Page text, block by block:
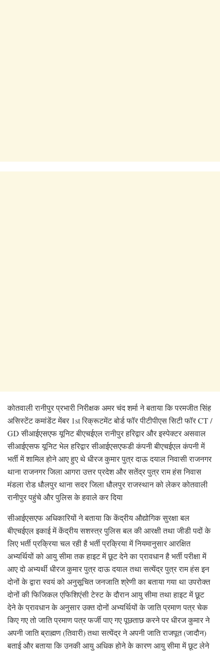
कोतवाली रानीपुर प्रभारी निरीक्षक अमर चंद शर्मा ने बताया कि परमजीत सिंह
असिस्टेंट कमांडेंट मेंबर 1st रिक्रूटमेंट बोर्ड फॉर पीटीपीएस सिटी फॉर CT /
GD सीआईएसएफ यूनिट बीएचईएल रानीपुर हरिद्वार और इस्पेक्टर असवाल
सीआईएसफ यूनिट भेल हरिद्वार सीआईएसएफडी कंपनी बीएचईएल कंपनी में
भर्ती में शामिल होने आए हुए थे धीरज कुमार पुत्र दाऊ दयाल निवासी राजनगर
थाना राजनगर जिला आगरा उत्तर प्रदेश और सतेंद्र पुत्र राम हंस निवास
मंडला रोड धौलपुर थाना सदर जिला धौलपुर राजस्थान को लेकर कोतवाली
रानीपुर पहुंचे और पुलिस के हवाले कर दिया
सीआईएसएफ अधिकारियों ने बताया कि केंद्रीय औद्योगिक सुरक्षा बल
बीएचईएल इकाई में केंद्रीय सशस्त्र पुलिस बल की आरक्षी तथा जीडी पदों के
लिए भर्ती प्रक्रिया चल रही है भर्ती प्रक्रिया में नियमानुसार आरक्षित
अभ्यर्थियों को आयु सीमा तक हाइट में छूट देने का प्रावधान है भर्ती परीक्षा में
आए दो अभ्यर्थी धीरज कुमार पुत्र दाऊ दयाल तथा सत्येंद्र पुत्र राम हंस इन
दोनों के द्वारा स्वयं को अनुसूचित जनजाति श्रेणी का बताया गया था उपरोक्त
दोनों की फिजिकल एफिशिएंसी टेस्ट के दौरान आयु सीमा तथा हाइट में छूट
देने के प्रावधान के अनुसार उक्त दोनों अभ्यर्थियों के जाति प्रमाण पत्र चेक
किए गए तो जाति प्रमाण पत्र फर्जी पाए गए पूछताछ करने पर धीरज कुमार ने
अपनी जाति ब्राह्मण (तिवारी) तथा सत्येंद्र ने अपनी जाति राजपूत (जादौन)
बताई और बताया कि उनकी आयु अधिक होने के कारण आयु सीमा में छूट लेने